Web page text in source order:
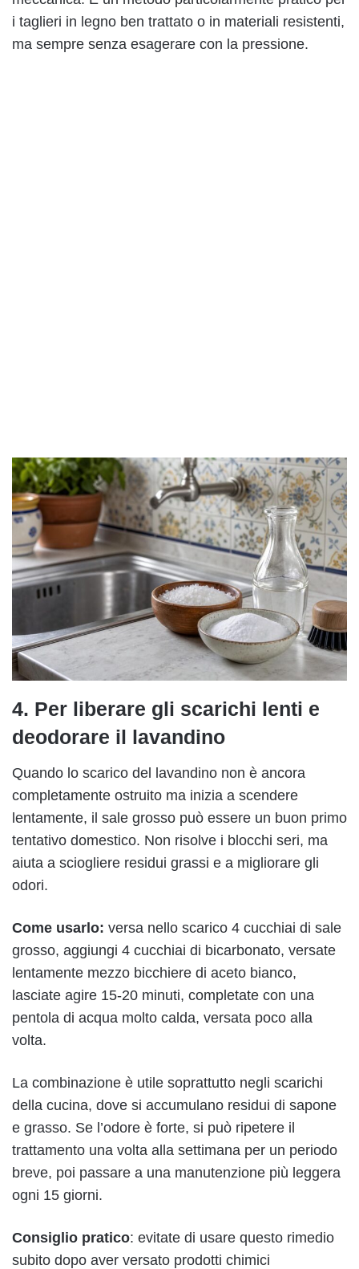
i taglieri in legno ben trattato o in materiali resistenti,
ma sempre senza esagerare con la pressione.
4. Per liberare gli scarichi lenti e
deodorare il lavandino
Quando lo scarico del lavandino non è ancora
completamente ostruito ma inizia a scendere
lentamente, il sale grosso può essere un buon primo
tentativo domestico. Non risolve i blocchi seri, ma
aiuta a sciogliere residui grassi e a migliorare gli
odori.
Come usarlo: versa nello scarico 4 cucchiai di sale
grosso, aggiungi 4 cucchiai di bicarbonato, versate
lentamente mezzo bicchiere di aceto bianco,
lasciate agire 15-20 minuti, completate con una
pentola di acqua molto calda, versata poco alla
volta.
La combinazione è utile soprattutto negli scarichi
della cucina, dove si accumulano residui di sapone
e grasso. Se l’odore è forte, si può ripetere il
trattamento una volta alla settimana per un periodo
breve, poi passare a una manutenzione più leggera
ogni 15 giorni.
Consiglio pratico: evitate di usare questo rimedio
subito dopo aver versato prodotti chimici